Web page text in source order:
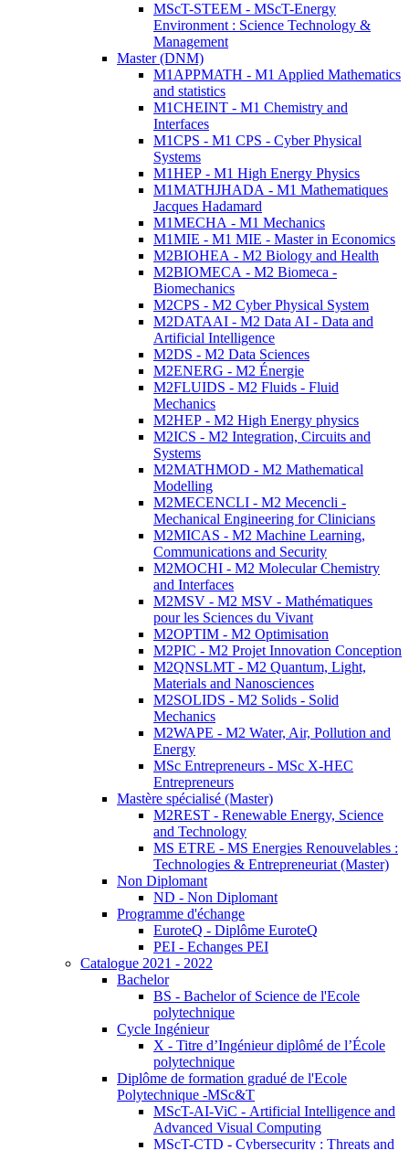
MScT-STEEM - MScT-Energy
Environment : Science Technology &
Management
Master (DNM)
M1APPMATH - M1 Applied Mathematics
and statistics
M1CHEINT - M1 Chemistry and
Interfaces
M1CPS - M1 CPS - Cyber Physical
Systems
M1HEP - M1 High Energy Physics
M1MATHJHADA - M1 Mathematiques
Jacques Hadamard
M1MECHA - M1 Mechanics
M1MIE - M1 MIE - Master in Economics
M2BIOHEA - M2 Biology and Health
M2BIOMECA - M2 Biomeca -
Biomechanics
M2CPS - M2 Cyber Physical System
M2DATAAI - M2 Data AI - Data and
Artificial Intelligence
M2DS - M2 Data Sciences
M2ENERG - M2 Énergie
M2FLUIDS - M2 Fluids - Fluid
Mechanics
M2HEP - M2 High Energy physics
M2ICS - M2 Integration, Circuits and
Systems
M2MATHMOD - M2 Mathematical
Modelling
M2MECENCLI - M2 Mecencli -
Mechanical Engineering for Clinicians
M2MICAS - M2 Machine Learning,
Communications and Security
M2MOCHI - M2 Molecular Chemistry
and Interfaces
M2MSV - M2 MSV - Mathématiques
pour les Sciences du Vivant
M2OPTIM - M2 Optimisation
M2PIC - M2 Projet Innovation Conception
M2QNSLMT - M2 Quantum, Light,
Materials and Nanosciences
M2SOLIDS - M2 Solids - Solid
Mechanics
M2WAPE - M2 Water, Air, Pollution and
Energy
MSc Entrepreneurs - MSc X-HEC
Entrepreneurs
Mastère spécialisé (Master)
M2REST - Renewable Energy, Science
and Technology
MS ETRE - MS Energies Renouvelables :
Technologies & Entrepreneuriat (Master)
Non Diplomant
ND - Non Diplomant
Programme d'échange
EuroteQ - Diplôme EuroteQ
PEI - Echanges PEI
Catalogue 2021 - 2022
Bachelor
BS - Bachelor of Science de l'Ecole
polytechnique
Cycle Ingénieur
X - Titre d’Ingénieur diplômé de l’École
polytechnique
Diplôme de formation gradué de l'Ecole
Polytechnique -MSc&T
MScT-AI-ViC - Artificial Intelligence and
Advanced Visual Computing
MScT-CTD - Cybersecurity : Threats and